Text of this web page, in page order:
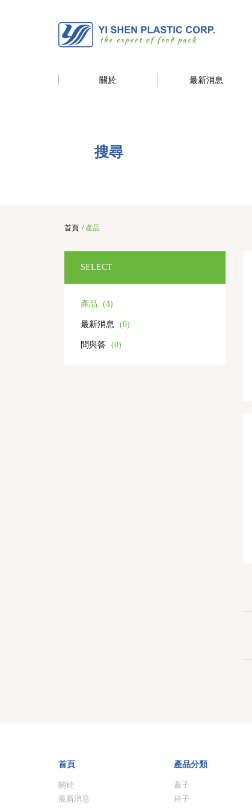
關於 最新消息
搜尋
首頁 / 產品
SELECT
產品 (4)
最新消息 (0)
問與答 (0)
首頁
關於
最新消息
產品分類
蓋子
杯子